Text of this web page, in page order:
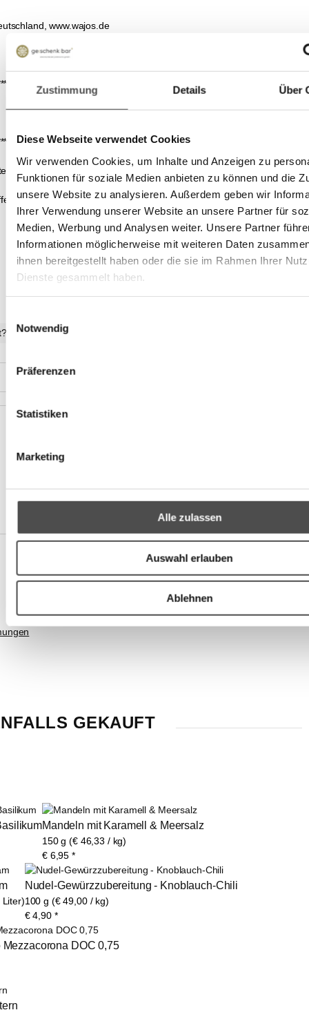
Zustimmung Details Über
Diese Webseite verwendet Cookies
Wir verwenden Cookies, um Inhalte und Anzeigen zu
Funktionen für soziale Medien anbieten zu können und die
unsere Website zu analysieren. Außerdem geben wir
Ihrer Verwendung unserer Website an unsere Partner für
Medien, Werbung und Analysen weiter. Unsere Partner
Informationen möglicherweise mit weiteren Daten
ihnen bereitgestellt haben oder die sie im Rahmen Ihrer
Dienste gesammelt haben.
Notwendig
Präferenzen
Statistiken
Marketing
Alle zulassen
Auswahl erlauben
Ablehnen
www.wajos.de
Maisstärke), 7,5 % Knoblauch, Salz, Paprika, Oregano, 4 %
GROSS-geschrieben.
GEKAUFT
Mandeln mit Karamell & Meersalz
150 g (€ 46,33 / kg)
€ 6,95 *
Liter)
Nudel-Gewürzzubereitung - Knoblauch-Chili
100 g (€ 49,00 / kg)
€ 4,90 *
DOC 0,75